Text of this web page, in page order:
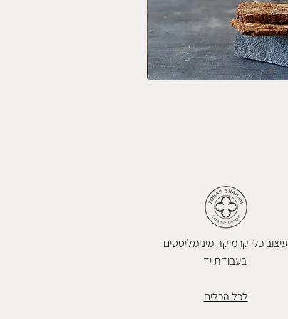
עיצוב כלי קרמיקה מינימליסטים
בעבודת יד
לכל הכלים